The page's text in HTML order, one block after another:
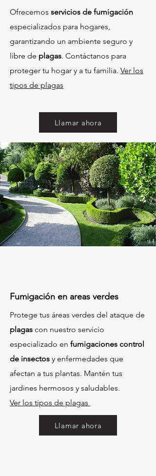
Ofrecemos servicios de fumigación
especializados para hogares,
garantizando un ambiente seguro y
libre de plagas. Contáctanos para
proteger tu hogar y a tu familia. Ver los
tipos de plagas
Llamar ahora
Fumigación en areas verdes
Protege tus áreas verdes del ataque de
plagas con nuestro servicio
especializado en fumigaciones control
de insectos y enfermedades que
afectan a tus plantas. Mantén tus
jardines hermosos y saludables.
Ver los tipos de plagas
Llamar ahora